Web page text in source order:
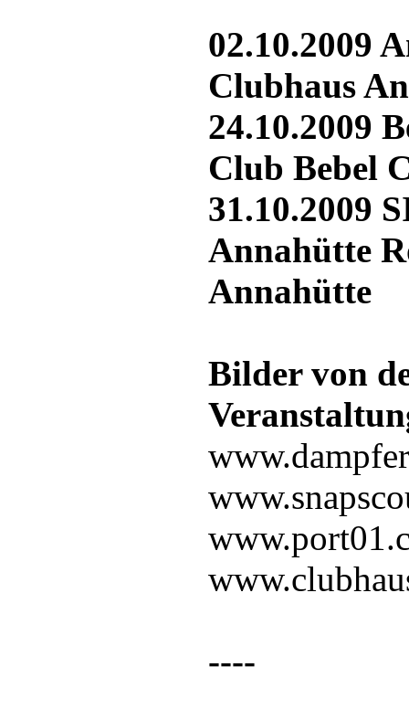
02.10.2009
Clubhaus
24.10.2009
Club Bebel
31.10.2009
Annahütte
Annahütte
Bilder von
----